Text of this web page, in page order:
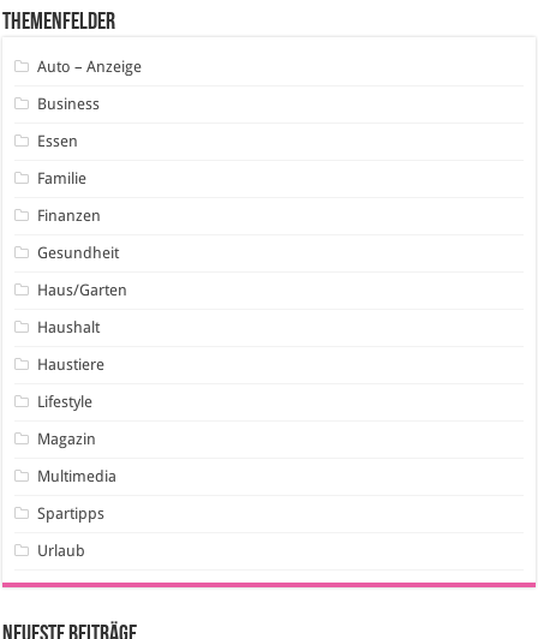
Themenfelder
Auto – Anzeige
Business
Essen
Familie
Finanzen
Gesundheit
Haus/Garten
Haushalt
Haustiere
Lifestyle
Magazin
Multimedia
Spartipps
Urlaub